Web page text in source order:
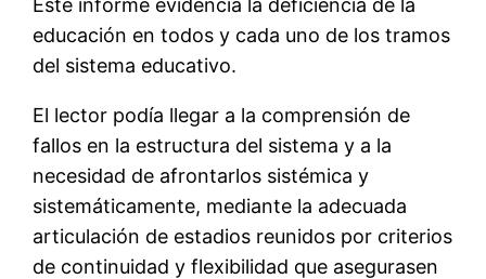
educación en todos y cada uno de los tramos
del sistema educativo.
El lector podía llegar a la comprensión de
fallos en la estructura del sistema y a la
necesidad de afrontarlos sistémica y
sistemáticamente, mediante la adecuada
articulación de estadios reunidos por criterios
de continuidad y flexibilidad que asegurasen